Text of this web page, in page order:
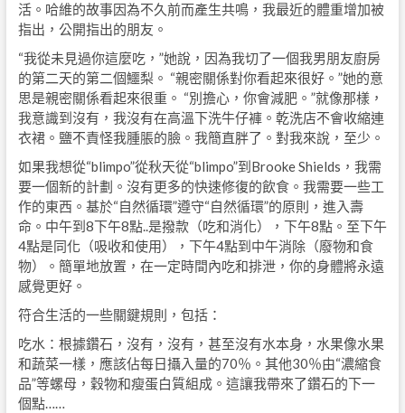
活。哈維的故事因為不久前而產生共鳴，我最近的體重增加被
指出，公開指出的朋友。
“我從未見過你這麼吃，”她說，因為我切了一個我男朋友廚房
的第二天的第二個鱷梨。 “親密關係對你看起來很好。”她的意
思是親密關係看起來很重。 “別擔心，你會減肥。”就像那樣，
我意識到沒有，我沒有在高溫下洗牛仔褲。乾洗店不會收縮連
衣裙。鹽不責怪我腫脹的臉。我簡直胖了。對我來說，至少。
如果我想從“blimpo”從秋天從“blimpo”到Brooke Shields，我需
要一個新的計劃。沒有更多的快速修復的飲食。我需要一些工
作的東西。基於“自然循環”遵守“自然循環”的原則，進入壽
命。中午到8下午8點..是撥款（吃和消化），下午8點。至下午
4點是同化（吸收和使用），下午4點到中午消除（廢物和食
物）。簡單地放置，在一定時間內吃和排泄，你的身體將永遠
感覺更好。
符合生活的一些關鍵規則，包括：
吃水：根據鑽石，沒有，沒有，甚至沒有水本身，水果像水果
和蔬菜一樣，應該佔每日攝入量的70％。其他30％由“濃縮食
品”等螺母，穀物和瘦蛋白質組成。這讓我帶來了鑽石的下一
個點……